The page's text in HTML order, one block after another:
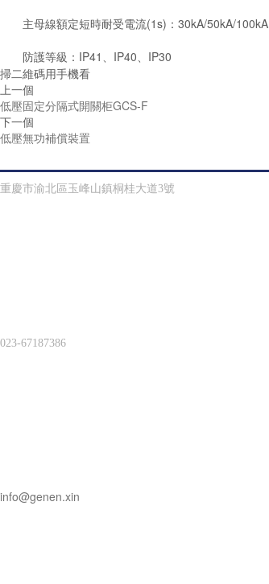
主母線額定短時耐受電流(1s)：30kA/50kA/100kA
防護等級：IP41、IP40、IP30
掃二維碼用手機看
上一個
低壓固定分隔式開關柜GCS-F
下一個
低壓無功補償裝置
重慶市渝北區玉峰山鎮桐桂大道3號
023-67187386
info@genen.xin